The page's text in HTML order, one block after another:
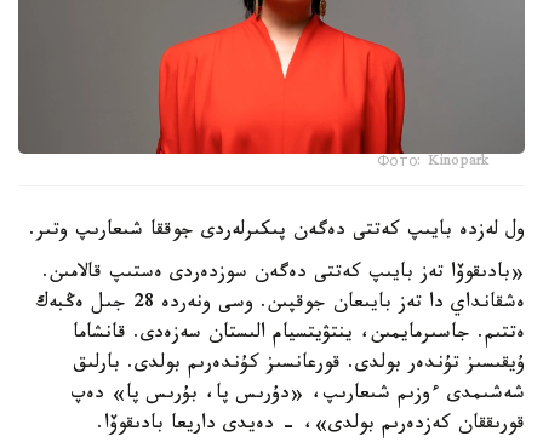
Фото: Kinopark
ول لەزدە بايىپ كەتتى دەگەن پىكىرلەردى جوققا شىعارىپ وتىر.
«بادىقوۆا تەز بايىپ كەتتى دەگەن سوزدەردى ەستىپ قالامىن.
ەشقانداي دا تەز بايىعان جوقپىن. وسى ونەردە 28 جىل ەڭبەك
ەتتىم. جاسىرمايمىن، ينتۋيتسيام الىستان سەزەدى. قانشاما
ۇيقىسىز تۇندەر بولدى. قورعانسىز كۇندەرىم بولدى. بارلىق
شەشىمدى ءوزىم شىعارىپ، «دۇرىس پا، بۇرىس پا» دەپ
قورىققان كەزدەرىم بولدى»، - دەيدى داريعا بادىقوۆا.